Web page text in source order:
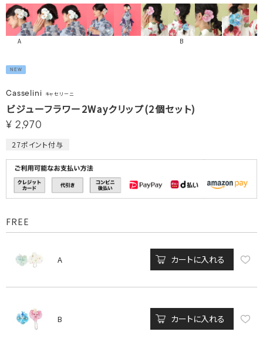
A B
NEW
Casselini キャセリーニ
ビジューフラワー2Wayクリップ(2個セット)
¥ 2,970
27ポイント付与
FREE
A カートに入れる
B カートに入れる